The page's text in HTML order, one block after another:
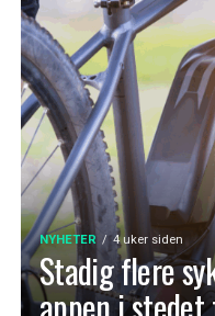
NYHETER 4 uker siden
Stadig flere